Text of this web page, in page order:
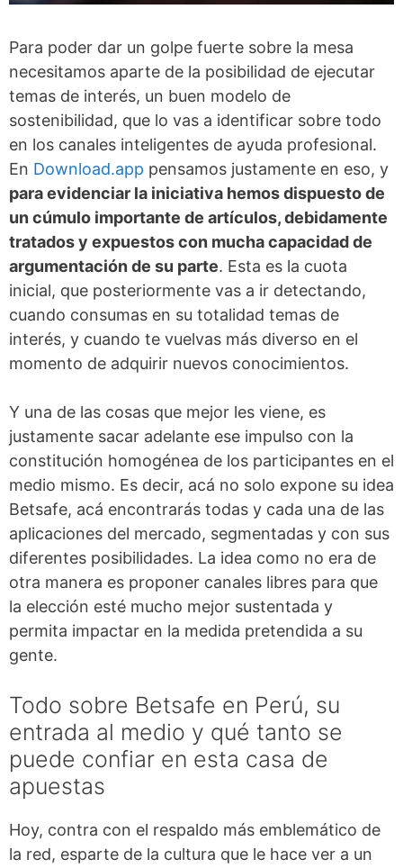
Para poder dar un golpe fuerte sobre la mesa
necesitamos aparte de la posibilidad de ejecutar
temas de interés, un buen modelo de
sostenibilidad, que lo vas a identificar sobre todo
en los canales inteligentes de ayuda profesional.
En Download.app pensamos justamente en eso, y
para evidenciar la iniciativa hemos dispuesto de
un cúmulo importante de artículos, debidamente
tratados y expuestos con mucha capacidad de
argumentación de su parte. Esta es la cuota
inicial, que posteriormente vas a ir detectando,
cuando consumas en su totalidad temas de
interés, y cuando te vuelvas más diverso en el
momento de adquirir nuevos conocimientos.
Y una de las cosas que mejor les viene, es
justamente sacar adelante ese impulso con la
constitución homogénea de los participantes en el
medio mismo. Es decir, acá no solo expone su idea
Betsafe, acá encontrarás todas y cada una de las
aplicaciones del mercado, segmentadas y con sus
diferentes posibilidades. La idea como no era de
otra manera es proponer canales libres para que
la elección esté mucho mejor sustentada y
permita impactar en la medida pretendida a su
gente.
Todo sobre Betsafe en Perú, su
entrada al medio y qué tanto se
puede confiar en esta casa de
apuestas
Hoy, contra con el respaldo más emblemático de
la red, esparte de la cultura que le hace ver a un